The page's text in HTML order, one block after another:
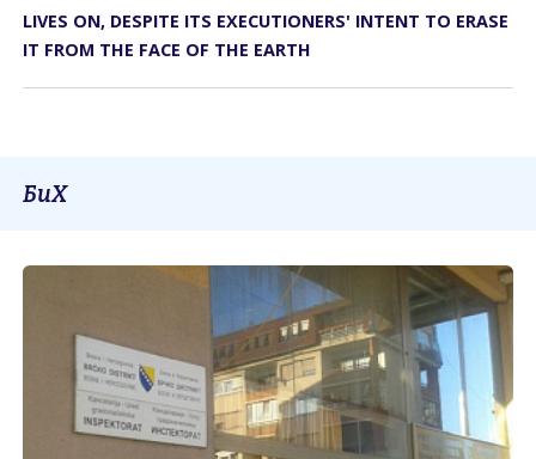
LIVES ON, DESPITE ITS EXECUTIONERS' INTENT TO ERASE
IT FROM THE FACE OF THE EARTH
БиХ